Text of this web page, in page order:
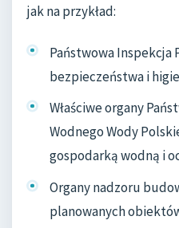
jak na przykład:
Państwowa Inspekcja
bezpieczeństwa i
Właściwe organy
Wodnego Wody
gospodarką wodną i
Organy nadzoru
planowanych